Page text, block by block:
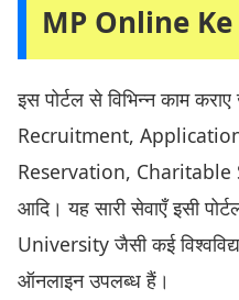
MP Online
इस पोर्टल से विभिन्न काम
Recruitment,
Reservation,
आदि। यह सारी सेवाएँ इसी
University जैसी कई
ऑनलाइन उपलब्ध हैं।